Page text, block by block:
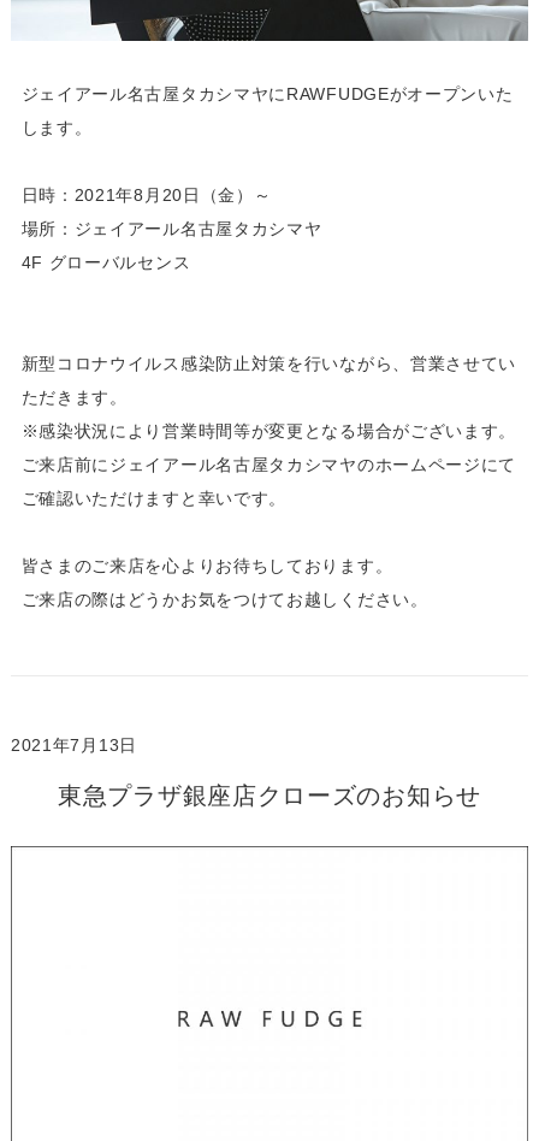
ジェイアール名古屋タカシマヤにRAWFUDGEがオープンいた
します。
日時：2021年8月20日（金）～
場所：ジェイアール名古屋タカシマヤ
4F グローバルセンス
新型コロナウイルス感染防止対策を行いながら、営業させてい
ただきます。
※感染状況により営業時間等が変更となる場合がございます。
ご来店前にジェイアール名古屋タカシマヤのホームページにて
ご確認いただけますと幸いです。
皆さまのご来店を心よりお待ちしております。
ご来店の際はどうかお気をつけてお越しください。
2021年7月13日
東急プラザ銀座店クローズのお知らせ